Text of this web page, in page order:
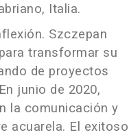
Italia.
Szczepan
transformar su
de proyectos
junio de 2020,
la comunicación y
acuarela. El exitoso